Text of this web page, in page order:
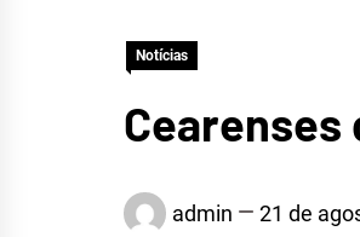
Notícias
Cearenses
admin 21 de